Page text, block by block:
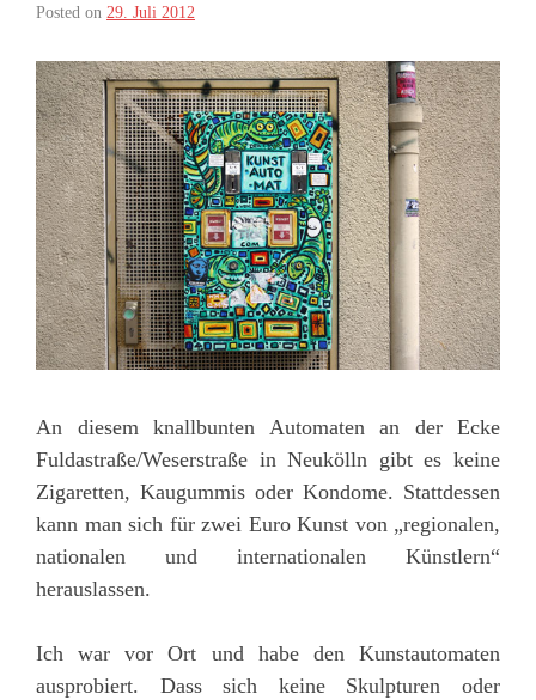
Posted on 29. Juli 2012
An diesem knallbunten Automaten an der Ecke
Fuldastraße/Weserstraße in Neukölln gibt es keine
Zigaretten, Kaugummis oder Kondome. Stattdessen
kann man sich für zwei Euro Kunst von „regionalen,
nationalen und internationalen Künstlern“
herauslassen.
Ich war vor Ort und habe den Kunstautomaten
ausprobiert. Dass sich keine Skulpturen oder